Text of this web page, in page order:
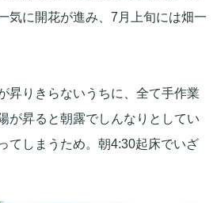
気に開花が進み、7月上旬には畑一
昇りきらないうちに、全て手作業
が昇ると朝露でしんなりとしてい
てしまうため。朝4:30起床でいざ